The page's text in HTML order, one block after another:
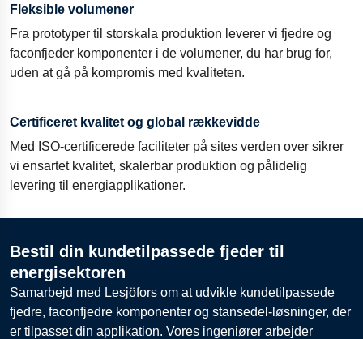
Fleksible volumener
Fra prototyper til storskala produktion leverer vi fjedre og
faconfjeder komponenter i de volumener, du har brug for,
uden at gå på kompromis med kvaliteten.
Certificeret kvalitet og global rækkevidde
Med ISO-certificerede faciliteter på sites verden over sikrer
vi ensartet kvalitet, skalerbar produktion og pålidelig
levering til energiapplikationer.
Bestil din kundetilpassede fjeder til
energisektoren
Samarbejd med Lesjöfors om at udvikle kundetilpassede
fjedre, faconfjedre komponenter og stansedel-løsninger, der
er tilpasset din applikation. Vores ingeniører arbejder